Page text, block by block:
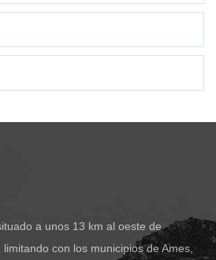
a unos 13 km al oeste de
con los municipios de Ames,